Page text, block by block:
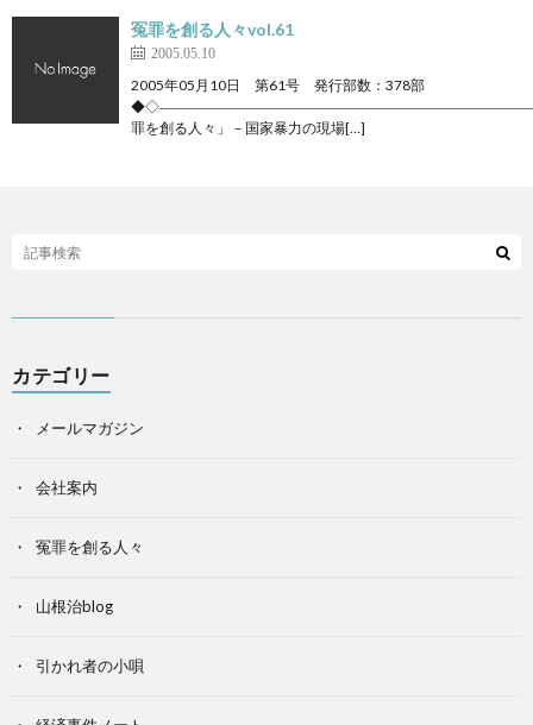
冤罪を創る人々vol.61
2005.05.10
2005年05月10日 第61号 発行部数：378部
罪を創る人々」－国家暴力の現場[…]
カテゴリー
メールマガジン
会社案内
冤罪を創る人々
山根治blog
引かれ者の小唄